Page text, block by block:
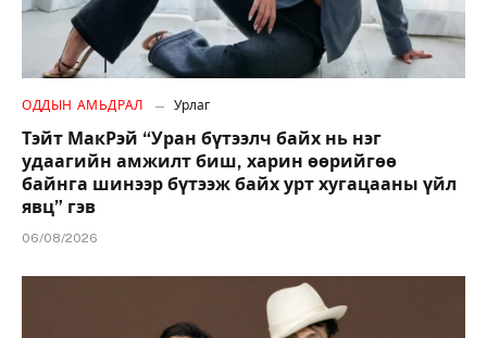
ОДДЫН АМЬДРАЛ Урлаг
Тэйт МакРэй “Уран бүтээлч байх нь нэг
удаагийн амжилт биш, харин өөрийгөө
байнга шинээр бүтээж байх урт хугацааны үйл
явц” гэв
06/08/2026